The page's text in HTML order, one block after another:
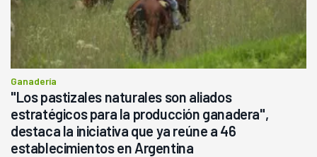
Ganadería
"Los pastizales naturales son aliados
estratégicos para la producción ganadera",
destaca la iniciativa que ya reúne a 46
establecimientos en Argentina